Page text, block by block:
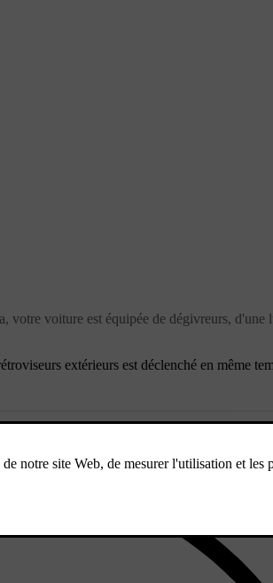
voiture est équipée de dégivreurs,
extérieurs est déclenché en même